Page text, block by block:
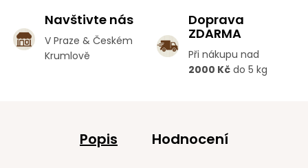
Navštivte nás
V Praze & Českém
Krumlově
Doprava
ZDARMA
Při nákupu nad
2000 Kč do 5 kg
Popis Hodnocení